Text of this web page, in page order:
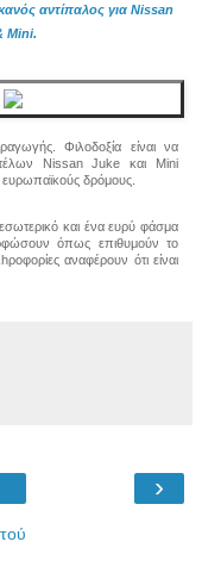
αντίπαλος για Nissan
Mini.
Φιλοδοξία είναι να
Nissan Juke και Mini
δρόμους.
και ένα ευρύ φάσμα
όπως επιθυμούν το
αναφέρουν ότι είναι
›